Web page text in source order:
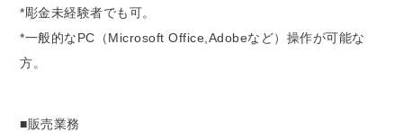
*彫金未経験者でも可。
*一般的なPC（Microsoft Office,Adobeなど）操作が可能な
方。
■販売業務